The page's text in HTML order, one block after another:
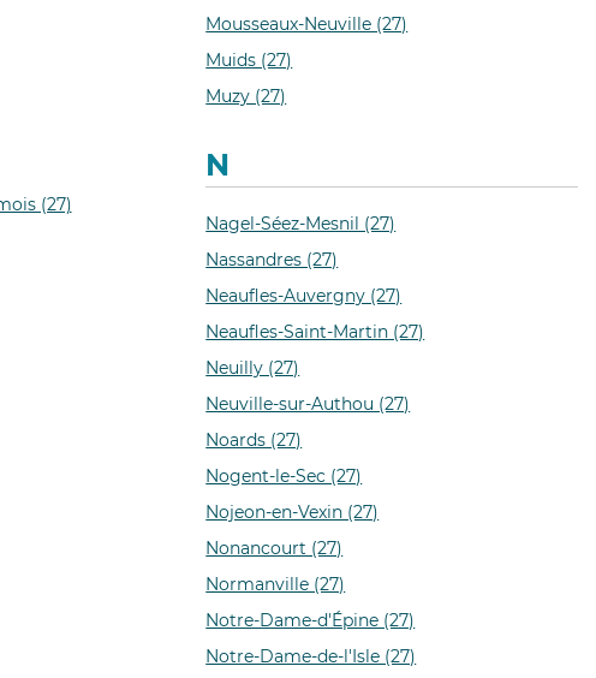
(27)
Mousseaux-Neuville (27)
Muids (27)
Muzy (27)
N
Nagel-Séez-Mesnil (27)
Nassandres (27)
Neaufles-Auvergny (27)
Neaufles-Saint-Martin (27)
Neuilly (27)
Neuville-sur-Authou (27)
Noards (27)
Nogent-le-Sec (27)
Nojeon-en-Vexin (27)
Nonancourt (27)
Normanville (27)
Notre-Dame-d'Épine (27)
Notre-Dame-de-l'Isle (27)